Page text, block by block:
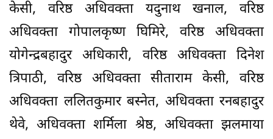
केसी, वरिष्ठ अधिवक्ता यदुनाथ खनाल, वरिष्ठ
अधिवक्ता गोपालकृष्ण घिमिरे, वरिष्ठ अधिवक्ता
योगेन्द्रबहादुर अधिकारी, वरिष्ठ अधिवक्ता दिनेश
त्रिपाठी, वरिष्ठ अधिवक्ता सीताराम केसी, वरिष्ठ
अधिवक्ता ललितकुमार बस्नेत, अधिवक्ता रनबहादुर
थेवे, अधिवक्ता शर्मिला श्रेष्ठ, अधिवक्ता झलमाया